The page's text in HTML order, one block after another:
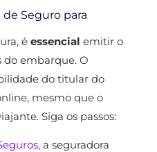
Seguro para
é essencial emitir o
do embarque. O
do titular do
mesmo que o
Siga os passos:
, a seguradora